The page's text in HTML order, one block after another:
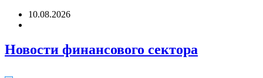
Перейти10.08.2026
Новости финансового сектора